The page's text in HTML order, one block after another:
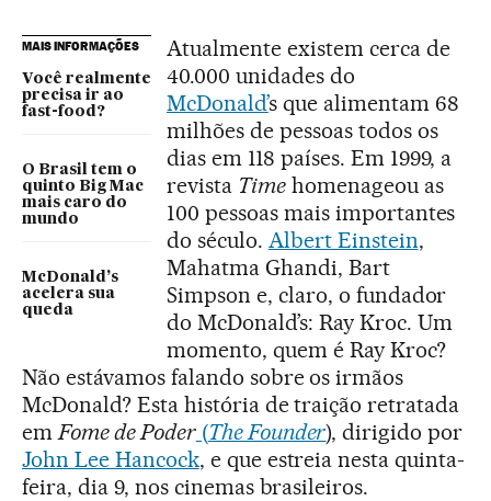
MAIS INFORMAÇÕES
Você realmente
precisa ir ao
fast-food?
O Brasil tem o
quinto Big Mac
mais caro do
mundo
McDonald’s
acelera sua
queda
Atualmente existem cerca de
40.000 unidades do
McDonald’s que alimentam 68
milhões de pessoas todos os
dias em 118 países. Em 1999, a
revista Timehomenageou as
100 pessoas mais importantes
do século. Albert Einstein,
Mahatma Ghandi, Bart
Simpson e, claro, o fundador
do McDonald’s: Ray Kroc. Um
momento, quem é Ray Kroc?
Não estávamos falando sobre os irmãos
McDonald? Esta história de traição retratada
em Fome de Poder(The Founder), dirigido por
John Lee Hancock, e que estreia nesta quinta-
feira, dia 9, nos cinemas brasileiros.